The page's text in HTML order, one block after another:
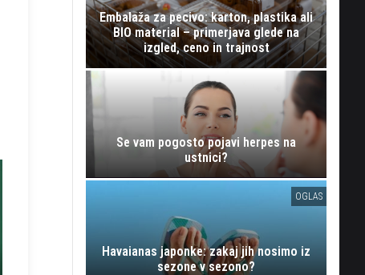
Embalaža za pecivo: karton, plastika ali
BIO material – primerjava glede na
izgled, ceno in trajnost
Se vam pogosto pojavi herpes na
ustnici?
OGLAS
Havaianas japonke: zakaj jih nosimo iz
sezone v sezono?